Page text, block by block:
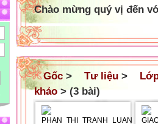
Chào mừng quý vị đến
Gốc > Tư liệu >
khảo> (3 bài)